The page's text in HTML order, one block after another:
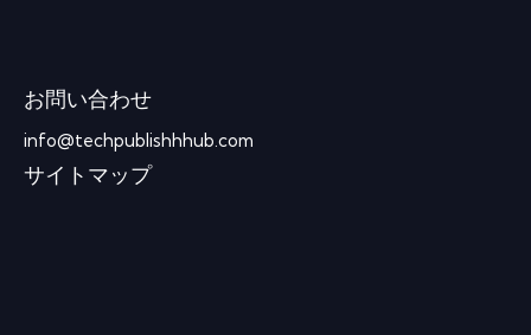
お問い合わせ
info@techpublishhhub.com
サイトマップ